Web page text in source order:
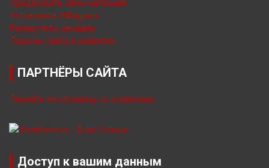
Предложить свой материал
Установить Я.Виджет
Разместить рекламу
Помочь сайту в развитии
ПАРТНЁРЫ САЙТА
Перейти на страницу со ссылками
Доступ к вашим данным